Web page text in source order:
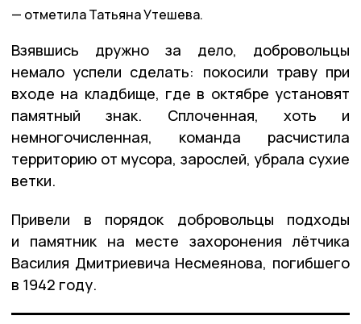
отметила Татьяна Утешева.
Взявшись дружно за дело, добровольцы
немало успели сделать: покосили траву при
входе на кладбище, где в октябре установят
памятный знак. Сплоченная, хоть и
немногочисленная, команда расчистила
территорию от мусора, зарослей, убрала сухие
ветки.
Привели в порядок добровольцы подходы
и памятник на месте захоронения лётчика
Василия Дмитриевича Несмеянова, погибшего
в 1942 году.